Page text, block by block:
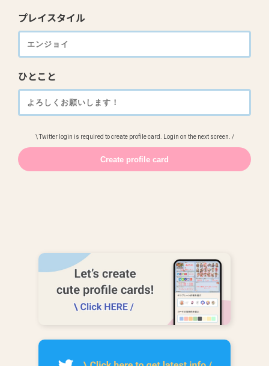
プレイスタイル
ひとこと
\ Twitter login is required to create profile card. Login on the next screen. /